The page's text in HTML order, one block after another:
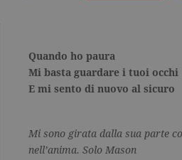
Quando ho paura
Mi basta guardare i tuoi occhi
E mi sento di nuovo al sicuro
Mi sono girata dalla sua parte
nell’anima. Solo Mason